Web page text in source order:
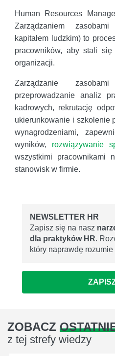
Human Resources
Zarządzaniem
kapitałem ludzkim) to
pracowników, aby stali
organizacji.
Zarządzanie
przeprowadzanie analiz
kadrowych, rekrutację
ukierunkowanie i szkolenie
wynagrodzeniami,
wyników, rozwiązywanie
wszystkimi pracownikami
stanowisk w firmie.
NEWSLETTER HR
Zapisz się na nasz
dla praktyków HR.
który naprawdę
ZOBACZ
z tej strefy wiedzy